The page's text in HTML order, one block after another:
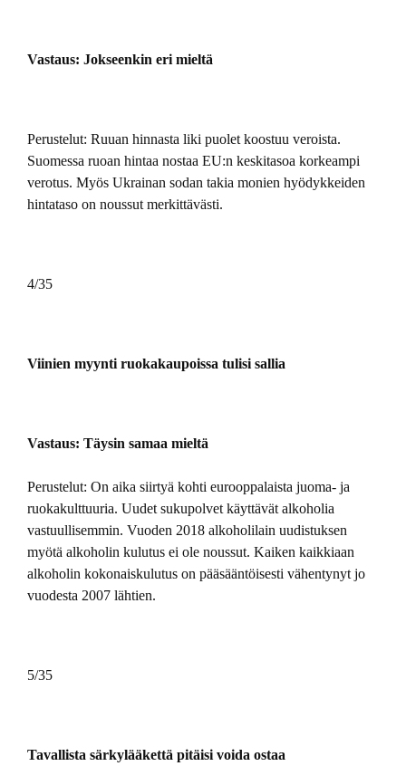
Vastaus: Jokseenkin eri mieltä
Perustelut: Ruuan hinnasta liki puolet koostuu veroista.
Suomessa ruoan hintaa nostaa EU:n keskitasoa korkeampi
verotus. Myös Ukrainan sodan takia monien hyödykkeiden
hintataso on noussut merkittävästi.
4/35
Viinien myynti ruokakaupoissa tulisi sallia
Vastaus: Täysin samaa mieltä
Perustelut: On aika siirtyä kohti eurooppalaista juoma- ja
ruokakulttuuria. Uudet sukupolvet käyttävät alkoholia
vastuullisemmin. Vuoden 2018 alkoholilain uudistuksen
myötä alkoholin kulutus ei ole noussut. Kaiken kaikkiaan
alkoholin kokonaiskulutus on pääsääntöisesti vähentynyt jo
vuodesta 2007 lähtien.
5/35
Tavallista särkylääkettä pitäisi voida ostaa